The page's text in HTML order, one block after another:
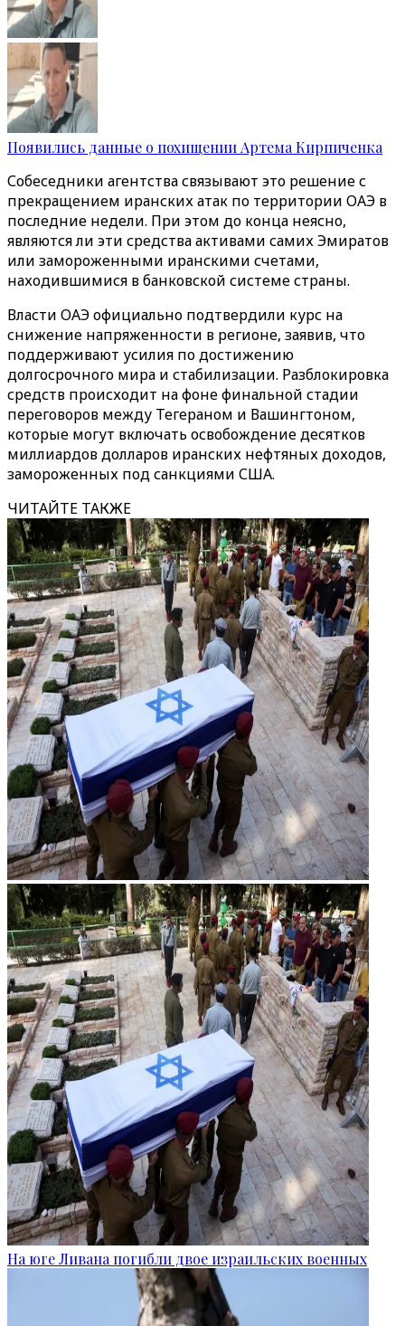
Появились данные о похищении Артема Кирпиченка
Собеседники агентства связывают это решение с
прекращением иранских атак по территории ОАЭ в
последние недели. При этом до конца неясно,
являются ли эти средства активами самих Эмиратов
или замороженными иранскими счетами,
находившимися в банковской системе страны.
Власти ОАЭ официально подтвердили курс на
снижение напряженности в регионе, заявив, что
поддерживают усилия по достижению
долгосрочного мира и стабилизации. Разблокировка
средств происходит на фоне финальной стадии
переговоров между Тегераном и Вашингтоном,
которые могут включать освобождение десятков
миллиардов долларов иранских нефтяных доходов,
замороженных под санкциями США.
ЧИТАЙТЕ ТАКЖЕ
На юге Ливана погибли двое израильских военных